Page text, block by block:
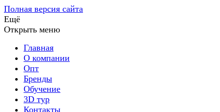
Полная версия сайта
Ещё
Открыть меню
Главная
О компании
Опт
Бренды
Обучение
3D тур
Контакты